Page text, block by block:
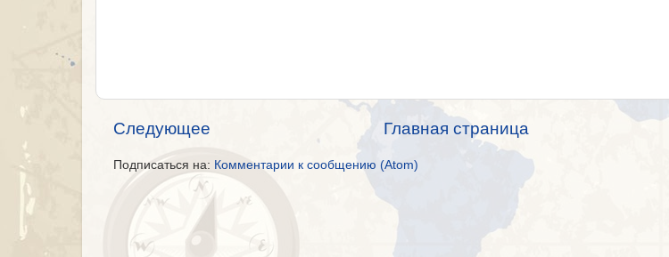
Следующее Главная страница
Подписаться на: Комментарии к сообщению (Atom)